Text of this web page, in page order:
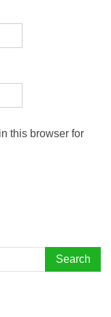
this browser for